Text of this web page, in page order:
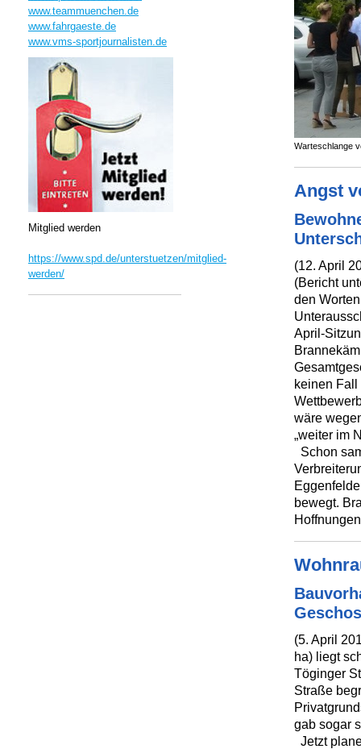
Warteschlange
Angst
(12. April
(Bericht
den
April-
keinen Fall
wäre
„weiter im
Schon
bewegt.
(5. April
ha) liegt
Töginger
Straße
gab sogar
Jetzt
www.teammuenchen.de
www.fahrgaeste.de
www.vms-sportjournalisten.de
Mitglied werden
https://www.spd.de/unterstuetzen/mitglied-
werden/